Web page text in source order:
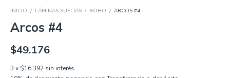
INICIO / LÁMINAS SUELTAS / BOHO / ARCOS #4
Arcos #4
$49.176
3 x $16.392 sin interés